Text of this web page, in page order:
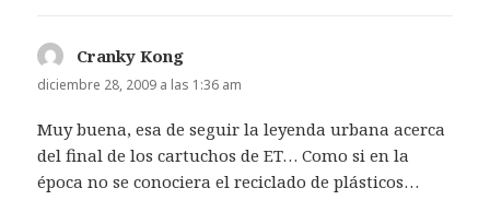
Cranky Kong
diciembre 28, 2009 a las 1:36 am
Muy buena, esa de seguir la leyenda urbana acerca
del final de los cartuchos de ET… Como si en la
época no se conociera el reciclado de plásticos…